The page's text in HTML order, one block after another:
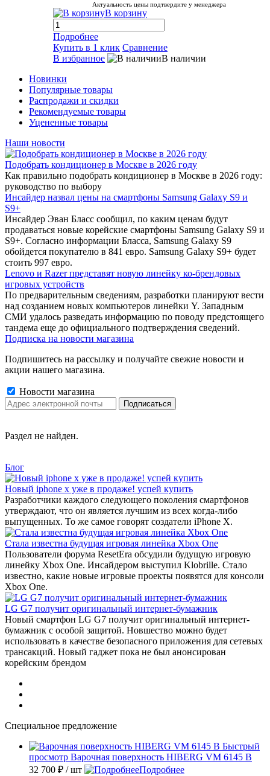
Актуальность цены подтвердите у менеджера
В корзину
Подробнее
Купить в 1 клик Сравнение
В избранное
В наличии
Новинки
Популярные товары
Распродажи и скидки
Рекомендуемые товары
Уцененные товары
Наши новости
Подобрать кондиционер в Москве в 2026 году
Как правильно подобрать кондиционер в Москве в 2026 году:
руководство по выбору
Инсайдер назвал цены на смартфоны Samsung Galaxy S9 и
S9+
Инсайдер Эван Бласс сообщил, по каким ценам будут
продаваться новые корейские смартфоны Samsung Galaxy S9 и
S9+. Согласно информации Бласса, Samsung Galaxy S9
обойдется покупателю в 841 евро. Samsung Galaxy S9+ будет
стоить 997 евро.
Lenovo и Razer представят новую линейку ко-брендовых
игровых устройств
По предварительным сведениям, разработки планируют вести
над созданием новых компьютеров линейки Y. Западным
СМИ удалось разведать информацию по поводу предстоящего
тандема еще до официального подтверждения сведений.
Подписка на новости магазина
Подпишитесь на рассылку и получайте свежие новости и
акции нашего магазина.
Новости магазина
Раздел не найден.
Блог
Новый iphone x уже в продаже! успей купить
Разработчики каждого следующего поколения смартфонов
утверждают, что он является лучшим из всех когда-либо
выпущенных. То же самое говорят создатели iPhone X.
Стала известна будущая игровая линейка Xbox One
Пользователи форума ResetEra обсудили будущую игровую
линейку Xbox One. Инсайдером выступил Klobrille. Стало
известно, какие новые игровые проекты появятся для консоли
Xbox One.
LG G7 получит оригинальный интернет-бумажник
Новый смартфон LG G7 получит оригинальный интернет-
бумажник с особой защитой. Новшество можно будет
использовать в качестве безопасного приложения для сетевых
трансакций. Новый гаджет пока не был анонсирован
корейским брендом
Специальное предложение
Быстрый
просмотр Варочная поверхность HIBERG VM 6145 B
32 700 ₽ / шт Подробнее